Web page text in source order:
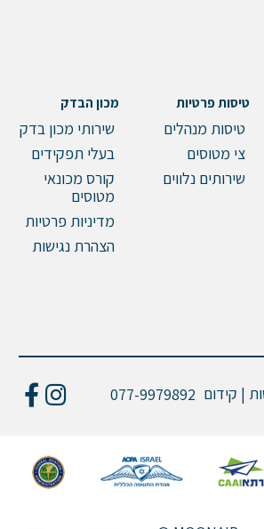
טיסות פרטיות
טיסות מנהלים
צי מטוסים
שירותים נלווים
מכון הבדק
שירותי מכון בדק
בעלי תפקידים
קורס מכונאי
מטוסים
מדיניות פרטיות
הצהרת נגישות
| קידום 077-9979892